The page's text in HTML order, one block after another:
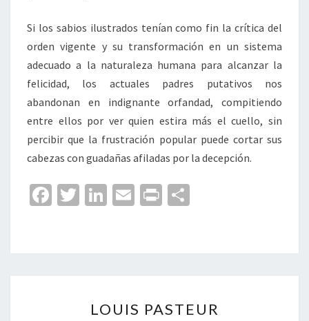
Si los sabios ilustrados tenían como fin la crítica del
orden vigente y su transformación en un sistema
adecuado a la naturaleza humana para alcanzar la
felicidad, los actuales padres putativos nos
abandonan en indignante orfandad, compitiendo
entre ellos por ver quien estira más el cuello, sin
percibir que la frustración popular puede cortar sus
cabezas con guadañas afiladas por la decepción.
Fa
o
o
T
er
Li
dI
n
E
l
Pr
p
ar
tir
PASTEUR
LOUIS PASTEUR